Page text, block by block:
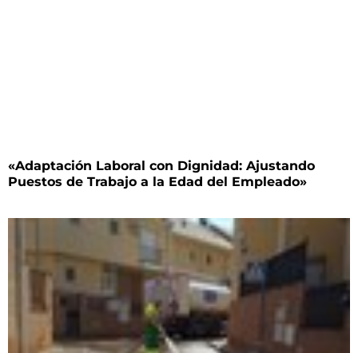
«Adaptación Laboral con Dignidad: Ajustando
Puestos de Trabajo a la Edad del Empleado»